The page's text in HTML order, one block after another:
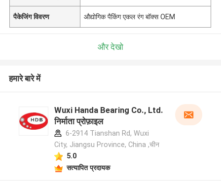
पैकेजिंग विवरण औद्योगिक पैकिंग एकल रंग बॉक्स OEM
और देखो
हमारे बारे में
Wuxi Handa Bearing Co., Ltd.
निर्माता प्रोफ़ाइल
6-2914 Tianshan Rd, Wuxi
City, Jiangsu Province, China ,चीन
5.0
सत्यापित प्रदायक